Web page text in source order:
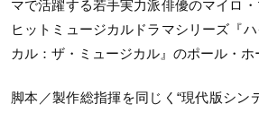
マで活躍する若手実力派俳優のマイロ
ヒットミュージカルドラマシリーズ『
カル：ザ・ミュージカル』のポール・ホ
脚本／製作総指揮を同じく“現代版シン